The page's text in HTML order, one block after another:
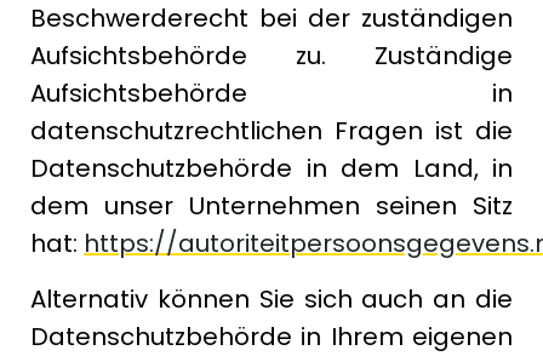
Beschwerderecht bei der zuständigen
Aufsichtsbehörde zu. Zuständige
Aufsichtsbehörde in
datenschutzrechtlichen Fragen ist die
Datenschutzbehörde in dem Land, in
dem unser Unternehmen seinen Sitz
hat: https://
Alternativ können Sie sich auch an die
Datenschutzbehörde in Ihrem eigenen